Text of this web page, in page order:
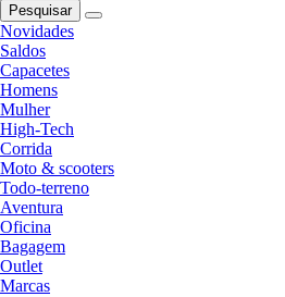
Pesquisar
Novidades
Saldos
Capacetes
Homens
Mulher
High-Tech
Corrida
Moto & scooters
Todo-terreno
Aventura
Oficina
Bagagem
Outlet
Marcas